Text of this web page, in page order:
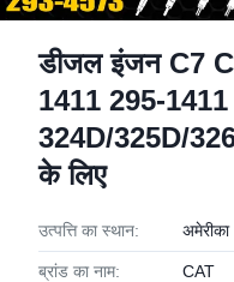
डीजल इंजन C7
1411 295-1411
324D/325D/
के लिए
उत्पत्ति का स्थान: अमेरीका
ब्रांड का नाम: CAT